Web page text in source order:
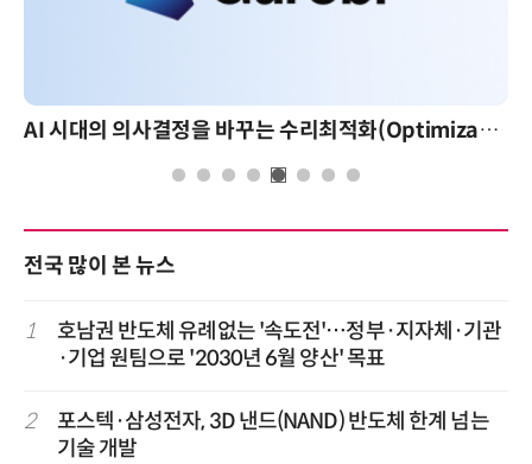
AI 시대의 의사결정을 바꾸는 수리최적화(Optimization): 실제 산업 적용 사례와 활용 전략
전국 많이 본 뉴스
1
호남권 반도체 유례없는 '속도전'…정부·지자체·기관
·기업 원팀으로 '2030년 6월 양산' 목표
2
포스텍·삼성전자, 3D 낸드(NAND) 반도체 한계 넘는
기술 개발